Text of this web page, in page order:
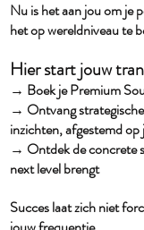
Nu is het aan jou om je
het op wereldniveau te
Hier start jouw
→ Boek je Premium
→ Ontvang
inzichten, afgestemd
→ Ontdek de concrete
next level brengt
Succes laat zich niet